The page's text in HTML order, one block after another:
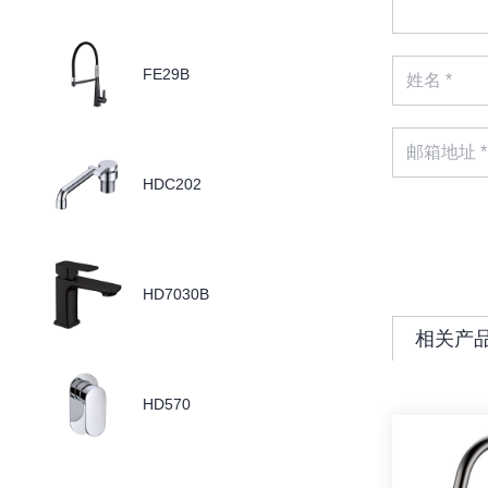
FE29B
HDC202
HD7030B
HD570
相关产